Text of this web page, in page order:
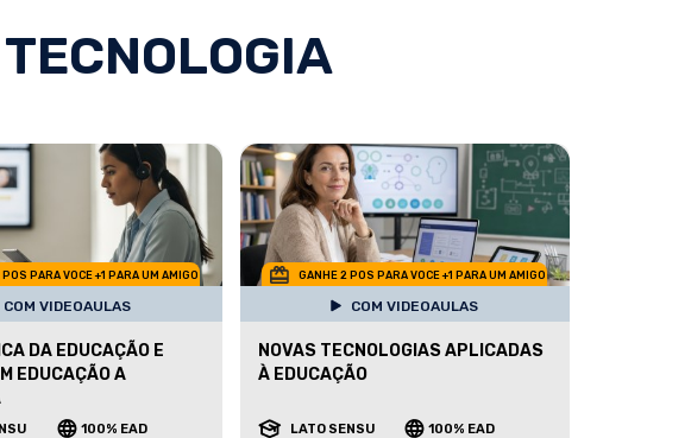
PARA VOCE +1 PARA UM AMIGO
COM VIDEOAULAS
DA EDUCAÇÃO E
EDUCAÇÃO A
100% EAD
GANHE 2 POS PARA VOCE +1 PARA UM AMIGO
COM VIDEOAULAS
NOVAS TECNOLOGIAS APLICADAS
À EDUCAÇÃO
LATO SENSU 100% EAD